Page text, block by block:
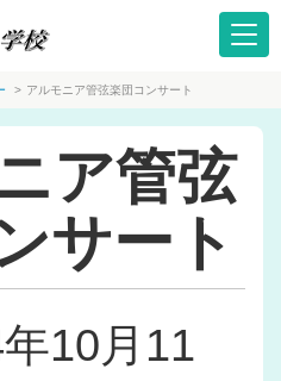
> アルモニア管弦楽団コンサート
ア管弦
サート
10月11